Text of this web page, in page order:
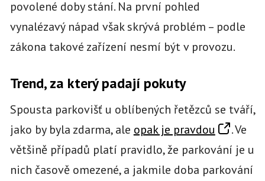
povolené doby stání. Na první pohled
vynalézavý nápad však skrývá problém – podle
zákona takové zařízení nesmí být v provozu.
Trend, za který padají pokuty
Spousta parkovišť u oblíbených řetězců se tváří,
jako by byla zdarma, ale opak je pravdou
. Ve
většině případů platí pravidlo, že parkování je u
nich časově omezené, a jakmile doba parkování